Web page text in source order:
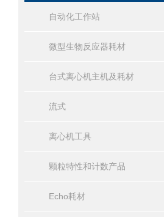
自动化工作站
微型生物反应器耗材
台式离心机主机及耗材
流式
离心机工具
颗粒特性和计数产品
Echo耗材